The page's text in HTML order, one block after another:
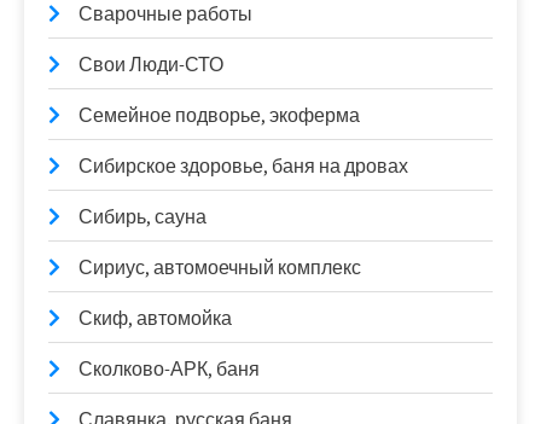
Сварочные работы
Свои Люди-СТО
Семейное подворье, экоферма
Сибирское здоровье, баня на дровах
Сибирь, сауна
Сириус, автомоечный комплекс
Скиф, автомойка
Сколково-АРК, баня